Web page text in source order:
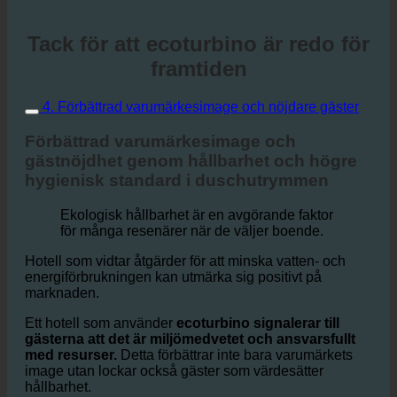
Tack för att ecoturbino är redo för
framtiden
4. Förbättrad varumärkesimage och nöjdare gäster
Förbättrad varumärkesimage och
gästnöjdhet genom hållbarhet och högre
hygienisk standard i duschutrymmen
Ekologisk hållbarhet är en avgörande faktor
för många resenärer när de väljer boende.
Hotell som vidtar åtgärder för att minska vatten- och
marknaden.
Ett hotell som använderecoturbino signalerar till
gästerna att det är miljömedvetet och ansvarsfullt
med resurser.
Detta förbättrar inte bara varumärkets